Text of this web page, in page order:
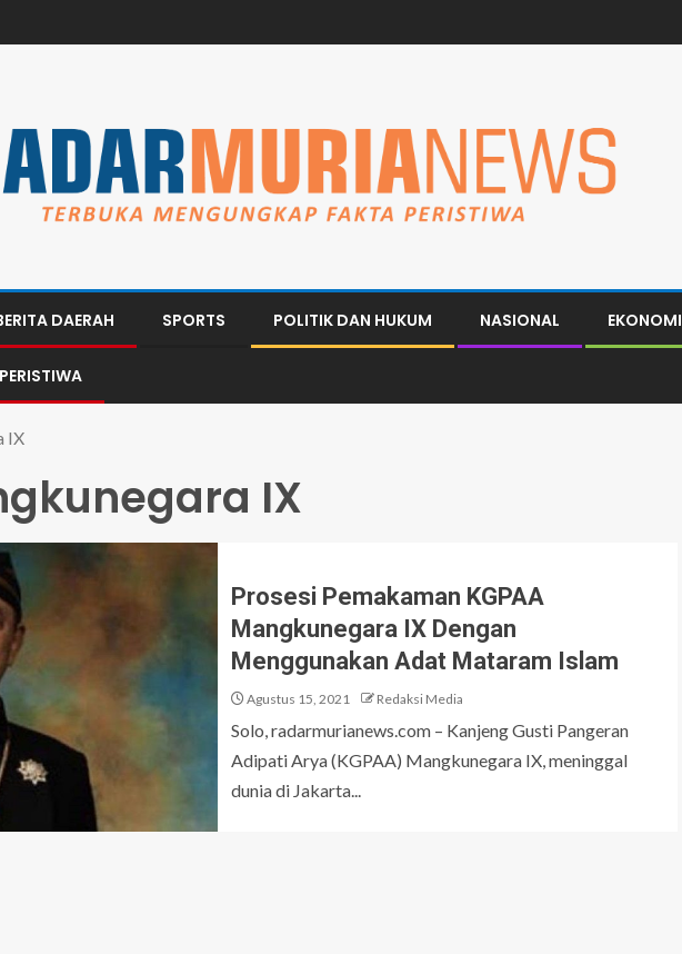
DAERAH SPORTS POLITIK DAN HUKUM NASIONAL EKONOMI
PERISTIWA
IX
IX
Prosesi Pemakaman KGPAA
Mangkunegara IX Dengan
Menggunakan Adat Mataram Islam
Agustus 15, 2021 Redaksi Media
Solo, radarmurianews.com – Kanjeng Gusti Pangeran
Adipati Arya (KGPAA) Mangkunegara IX, meninggal
dunia di Jakarta...